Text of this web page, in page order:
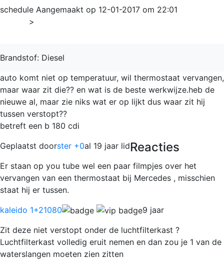
schedule Aangemaakt op 12-01-2017 om 22:01
>
Brandstof: Diesel
auto komt niet op temperatuur, wil thermostaat vervangen,
maar waar zit die?? en wat is de beste werkwijze.heb de
nieuwe al, maar zie niks wat er op lijkt dus waar zit hij
tussen verstopt??
betreft een b 180 cdi
Geplaatst doorster +0al 19 jaar lidReacties
Er staan op you tube wel een paar filmpjes over het
vervangen van een thermostaat bij Mercedes , misschien
staat hij er tussen.
kaleido 1+21080
9 jaar
Zit deze niet verstopt onder de luchtfilterkast ?
Luchtfilterkast volledig eruit nemen en dan zou je 1 van de
waterslangen moeten zien zitten